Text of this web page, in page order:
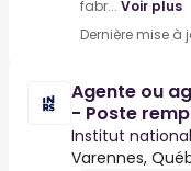
fabr... Voir plus
Dernière mise à
Agente ou
- Poste
(3) mois
Institut
Varennes,